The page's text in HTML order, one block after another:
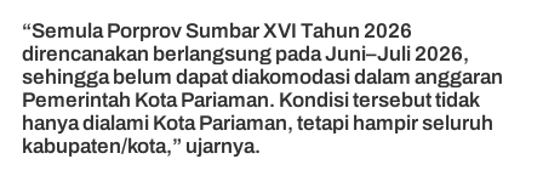
“Semula Porprov Sumbar XVI Tahun 2026
direncanakan berlangsung pada Juni–Juli 2026,
sehingga belum dapat diakomodasi dalam anggaran
Pemerintah Kota Pariaman. Kondisi tersebut tidak
hanya dialami Kota Pariaman, tetapi hampir seluruh
kabupaten/kota,” ujarnya.